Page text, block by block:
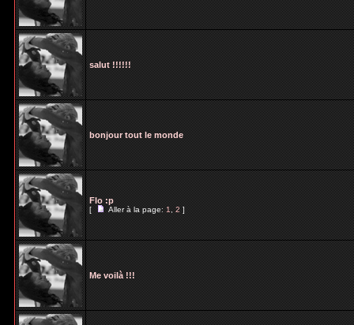
salut !!!!!!
bonjour tout le monde
Flo :p
[ Aller à la page:1,2]
Me voilà !!!